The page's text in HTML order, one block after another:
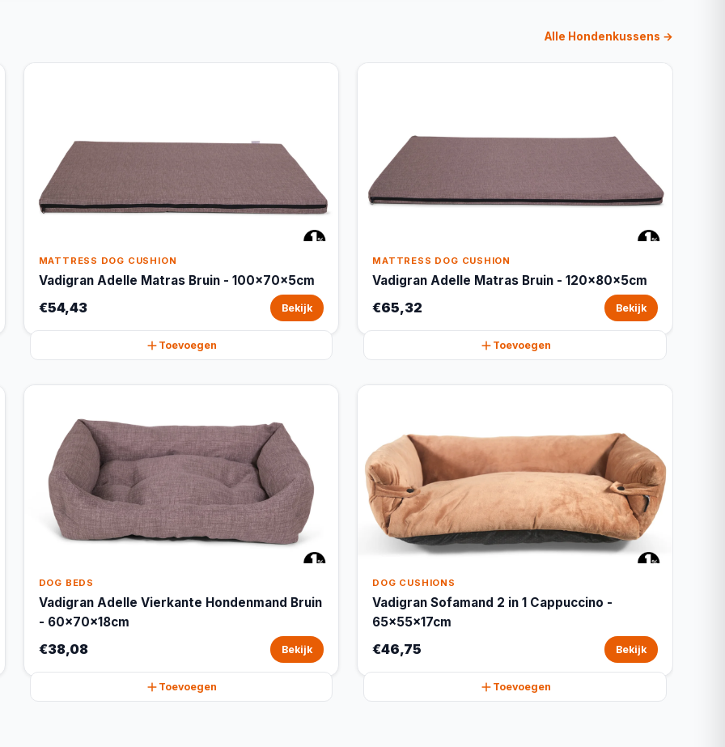
Alle Hondenkussens →
MATTRESS DOG CUSHION
Vadigran Adelle Matras Bruin - 100x70x5cm
€54,43 Bekijk
Toevoegen
MATTRESS DOG CUSHION
Vadigran Adelle Matras Bruin - 120x80x5cm
€65,32 Bekijk
Toevoegen
DOG BEDS
Vadigran Adelle Vierkante Hondenmand Bruin
- 60x70x18cm
€38,08 Bekijk
Toevoegen
DOG CUSHIONS
Vadigran Sofamand 2 in 1 Cappuccino -
65x55x17cm
€46,75 Bekijk
Toevoegen